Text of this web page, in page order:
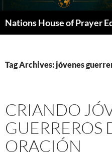
Nations House of Prayer
Tag Archives: jóvenes
CRIANDO
GUERREROS
ORACIÓN